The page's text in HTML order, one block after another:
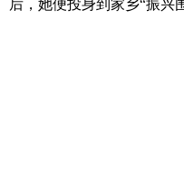
后，她便投身到家乡“振兴